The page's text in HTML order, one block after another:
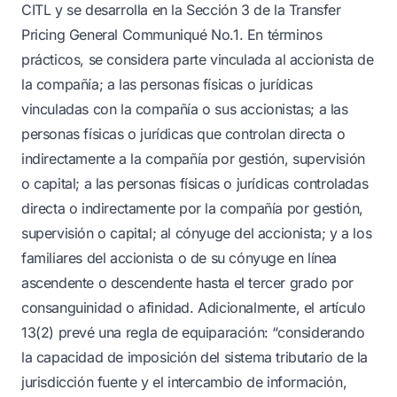
CITL y se desarrolla en la Sección 3 de la Transfer
Pricing General Communiqué No.1. En términos
prácticos, se considera parte vinculada al accionista de
la compañía; a las personas físicas o jurídicas
vinculadas con la compañía o sus accionistas; a las
personas físicas o jurídicas que controlan directa o
indirectamente a la compañía por gestión, supervisión
o capital; a las personas físicas o jurídicas controladas
directa o indirectamente por la compañía por gestión,
supervisión o capital; al cónyuge del accionista; y a los
familiares del accionista o de su cónyuge en línea
ascendente o descendente hasta el tercer grado por
consanguinidad o afinidad. Adicionalmente, el artículo
13(2) prevé una regla de equiparación: “considerando
la capacidad de imposición del sistema tributario de la
jurisdicción fuente y el intercambio de información,